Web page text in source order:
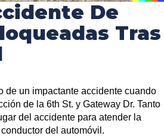
De
Tras
de un impactante accidente cuando
de la 6th St. y Gateway Dr. Tanto
del accidente para atender la
del automóvil.